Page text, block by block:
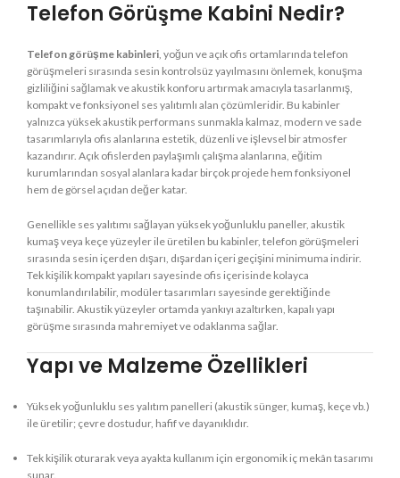
Telefon Görüşme Kabini Nedir?
Telefon görüşme kabinleri, yoğun ve açık ofis ortamlarında telefon
görüşmeleri sırasında sesin kontrolsüz yayılmasını önlemek, konuşma
gizliliğini sağlamak ve akustik konforu artırmak amacıyla tasarlanmış,
kompakt ve fonksiyonel ses yalıtımlı alan çözümleridir. Bu kabinler
yalnızca yüksek akustik performans sunmakla kalmaz, modern ve sade
tasarımlarıyla ofis alanlarına estetik, düzenli ve işlevsel bir atmosfer
kazandırır. Açık ofislerden paylaşımlı çalışma alanlarına, eğitim
kurumlarından sosyal alanlara kadar birçok projede hem fonksiyonel
hem de görsel açıdan değer katar.
Genellikle ses yalıtımı sağlayan yüksek yoğunluklu paneller, akustik
kumaş veya keçe yüzeyler ile üretilen bu kabinler, telefon görüşmeleri
sırasında sesin içerden dışarı, dışardan içeri geçişini minimuma indirir.
Tek kişilik kompakt yapıları sayesinde ofis içerisinde kolayca
konumlandırılabilir, modüler tasarımları sayesinde gerektiğinde
taşınabilir. Akustik yüzeyler ortamda yankıyı azaltırken, kapalı yapı
görüşme sırasında mahremiyet ve odaklanma sağlar.
Yapı ve Malzeme Özellikleri
Yüksek yoğunluklu ses yalıtım panelleri (akustik sünger, kumaş, keçe vb.)
ile üretilir; çevre dostudur, hafif ve dayanıklıdır.
Tek kişilik oturarak veya ayakta kullanım için ergonomik iç mekân tasarımı
sunar.